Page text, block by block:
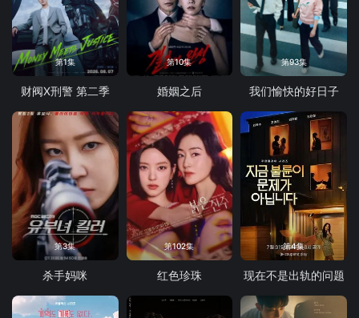
第1集
财阀X刑警 第二季
第10集
婚姻之后
第93集
我们愉快的好日子
第3集
杀手妈咪
第102集
红色珍珠
第4集
现在不是出轨的问题